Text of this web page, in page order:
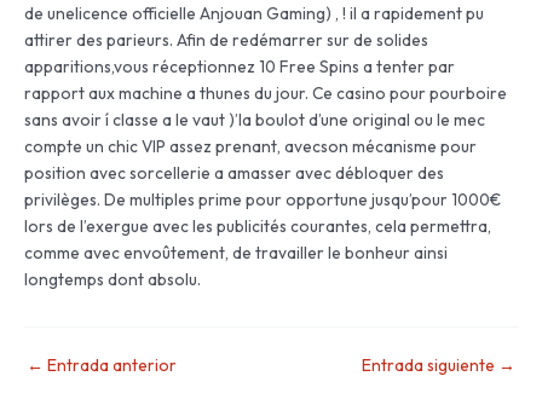
de unelicence officielle Anjouan Gaming) , ! il a rapidement pu
attirer des parieurs. Afin de redémarrer sur de solides
apparitions,vous réceptionnez 10 Free Spins a tenter par
rapport aux machine a thunes du jour. Ce casino pour pourboire
sans avoir í classe a le vaut )’la boulot d’une original ou le mec
compte un chic VIP assez prenant, avecson mécanisme pour
position avec sorcellerie a amasser avec débloquer des
privilèges. De multiples prime pour opportune jusqu’pour 1000€
lors de l’exergue avec les publicités courantes, cela permettra,
comme avec envoûtement, de travailler le bonheur ainsi
longtemps dont absolu.
← Entrada anterior Entrada siguiente →